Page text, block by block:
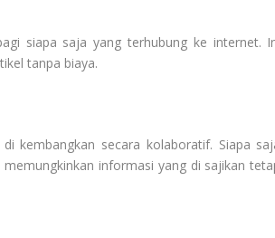
siapa saja yang terhubung ke internet.
tanpa biaya.
kembangkan secara kolaboratif. Siapa
informasi yang di sajikan